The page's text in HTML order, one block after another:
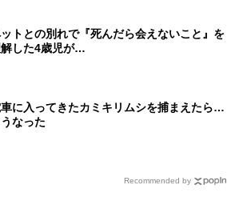
トとの別れで『死んだら会えないこと』を
した4歳児が…
に入ってきたカミキリムシを捕まえたら…
なった
Recommended by